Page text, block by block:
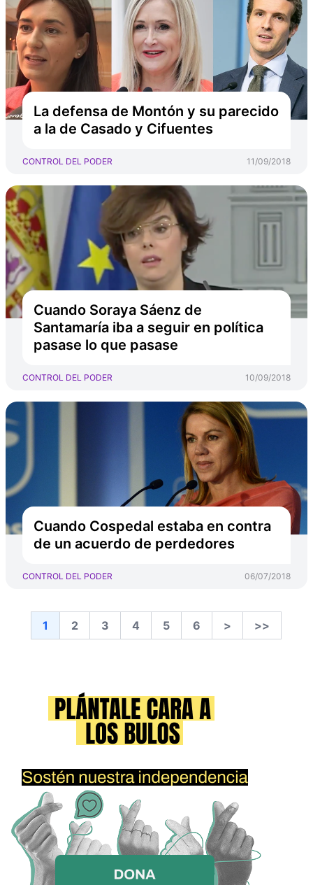
La defensa de Montón y su parecido
a la de Casado y Cifuentes
CONTROL DEL PODER 11/09/2018
Cuando Soraya Sáenz de
Santamaría iba a seguir en política
pasase lo que pasase
CONTROL DEL PODER 10/09/2018
Cuando Cospedal estaba en contra
de un acuerdo de perdedores
CONTROL DEL PODER 06/07/2018
1 2 3 4 5 6 > >>